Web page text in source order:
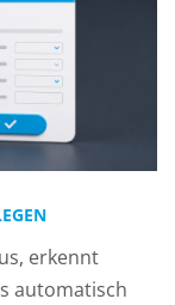
erkennt
automatisch